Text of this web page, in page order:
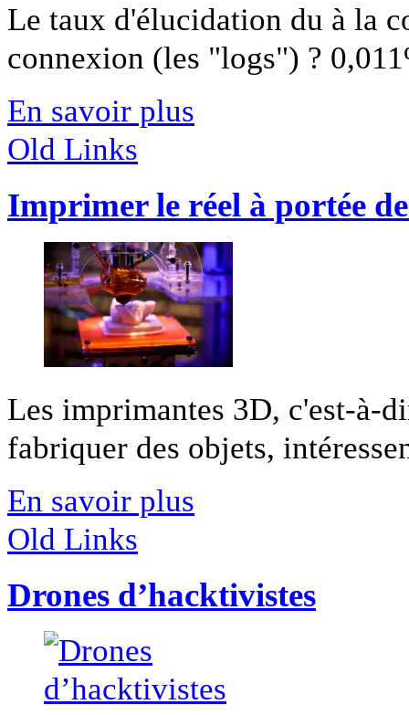
Le taux d'élucidation du à la
connexion (les "logs") ?
En savoir plus
Old Links
Imprimer le réel à portée
Les imprimantes 3D, c'est-à-
fabriquer des objets,
En savoir plus
Old Links
Drones d’hacktivistes